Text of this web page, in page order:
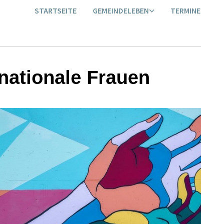
STARTSEITE GEMEINDELEBEN TERMINE
Frauen